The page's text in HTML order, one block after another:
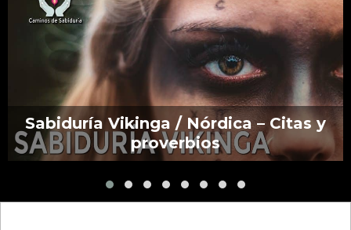
Sabiduría Vikinga / Nórdica – Citas y
proverbios